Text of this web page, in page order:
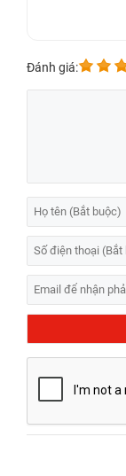
Đánh giá: